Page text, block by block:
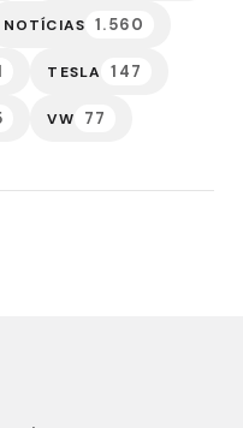
NOTÍCIAS 1.560
TESLA 147
VW 77